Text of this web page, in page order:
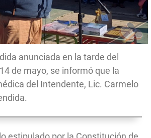
anunciada en la tarde del
de mayo, se informó que la
del Intendente, Lic. Carmelo